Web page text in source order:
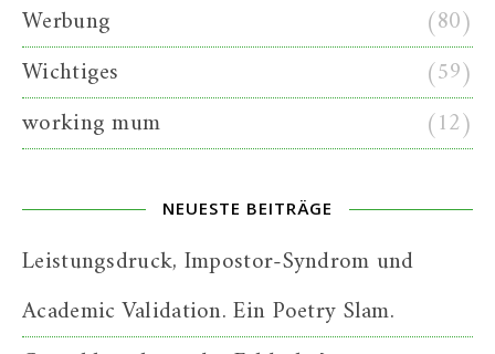
Werbung
(80)
Wichtiges
(59)
working mum
(12)
NEUESTE BEITRÄGE
Leistungsdruck, Impostor-Syndrom und
Academic Validation. Ein Poetry Slam.